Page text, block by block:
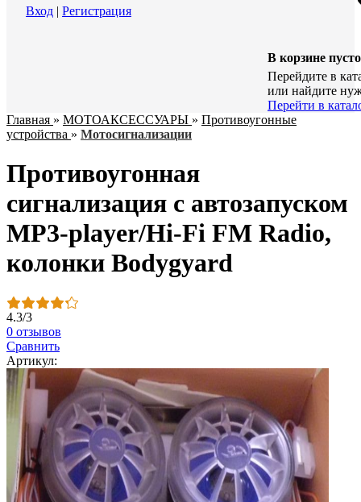
Вход | Регистрация
В корзине пусто
Перейдите в
или найдите
Перейти в
Главная » МОТОАКСЕССУАРЫ » Противоугонные
устройства » Мотосигнализации
Противоугонная
сигнализация с автозапуском
MP3-player/Hi-Fi FM Radio,
колонки Bodygyard
4.3/3
0 отзывов
Сравнить
Артикул: